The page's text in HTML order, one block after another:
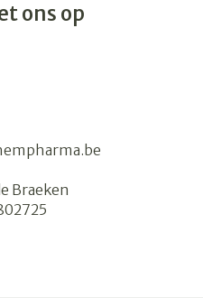
ons op
Braeken